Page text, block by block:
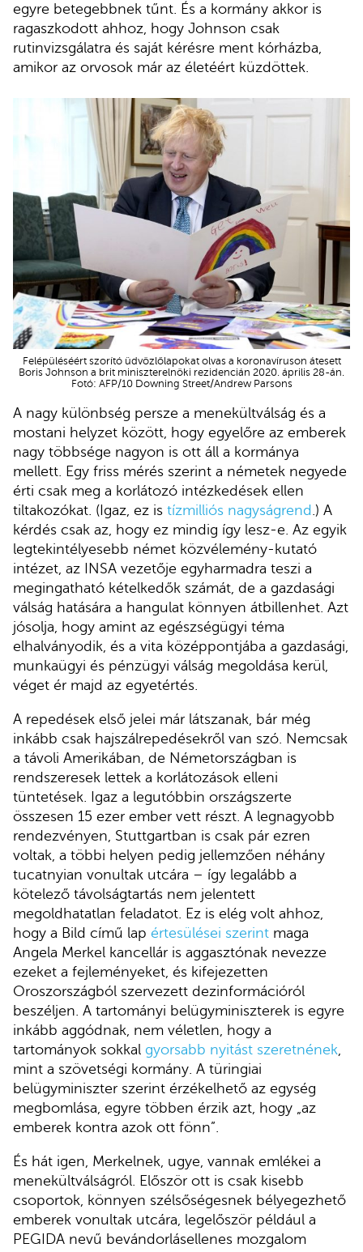
egyre betegebbnek tűnt. És a kormány akkor is
ragaszkodott ahhoz, hogy Johnson csak
rutinvizsgálatra és saját kérésre ment kórházba,
amikor az orvosok már az életéért küzdöttek.
Felépüléséért szorító üdvözlőlapokat olvas a koronavíruson átesett
Boris Johnson a brit miniszterelnöki rezidencián 2020. április 28-án.
Fotó: AFP/10 Downing Street/Andrew Parsons
A nagy különbség persze a menekültválság és a
mostani helyzet között, hogy egyelőre az emberek
nagy többsége nagyon is ott áll a kormánya
mellett. Egy friss mérés szerint a németek negyede
érti csak meg a korlátozó intézkedések ellen
tiltakozókat. (Igaz, ez is tízmilliós nagyságrend .) A
kérdés csak az, hogy ez mindig így lesz-e. Az egyik
legtekintélyesebb német közvélemény-kutató
intézet, az INSA vezetője egyharmadra teszi a
megingatható kételkedők számát, de a gazdasági
válság hatására a hangulat könnyen átbillenhet. Azt
jósolja, hogy amint az egészségügyi téma
elhalványodik, és a vita középpontjába a gazdasági,
munkaügyi és pénzügyi válság megoldása kerül,
véget ér majd az egyetértés.
A repedések első jelei már látszanak, bár még
inkább csak hajszálrepedésekről van szó. Nemcsak
a távoli Amerikában, de Németországban is
rendszeresek lettek a korlátozások elleni
tüntetések. Igaz a legutóbbin országszerte
összesen 15 ezer ember vett részt. A legnagyobb
rendezvényen, Stuttgartban is csak pár ezren
voltak, a többi helyen pedig jellemzően néhány
tucatnyian vonultak utcára – így legalább a
kötelező távolságtartás nem jelentett
megoldhatatlan feladatot. Ez is elég volt ahhoz,
hogy a Bild című lap értesülései szerint maga
Angela Merkel kancellár is aggasztónak nevezze
ezeket a fejleményeket, és kifejezetten
Oroszországból szervezett dezinformációról
beszéljen. A tartományi belügyminiszterek is egyre
inkább aggódnak, nem véletlen, hogy a
tartományok sokkal gyorsabb nyitást szeretnének,
mint a szövetségi kormány. A türingiai
belügyminiszter szerint érzékelhető az egység
megbomlása, egyre többen érzik azt, hogy „az
emberek kontra azok ott fönn”.
És hát igen, Merkelnek, ugye, vannak emlékei a
menekültválságról. Először ott is csak kisebb
csoportok, könnyen szélsőségesnek bélyegezhető
emberek vonultak utcára, legelőször például a
PEGIDA nevű bevándorlásellenes mozgalom